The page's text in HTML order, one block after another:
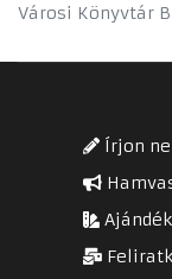
Városi Könyvtár
Írjon